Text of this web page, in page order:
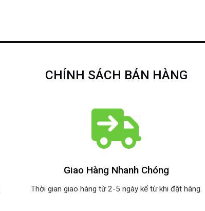
CHÍNH SÁCH BÁN HÀNG
Giao Hàng Nhanh Chóng
Thời gian giao hàng từ 2-5 ngày kể từ khi đặt hàng.